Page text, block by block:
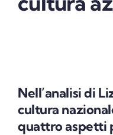
Nell’analisi di
cultura
quattro aspetti